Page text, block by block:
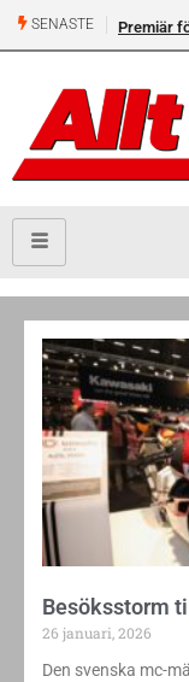
SENASTE Premiär
Besöksstorm
26 januari, 2026
Den svenska mc-